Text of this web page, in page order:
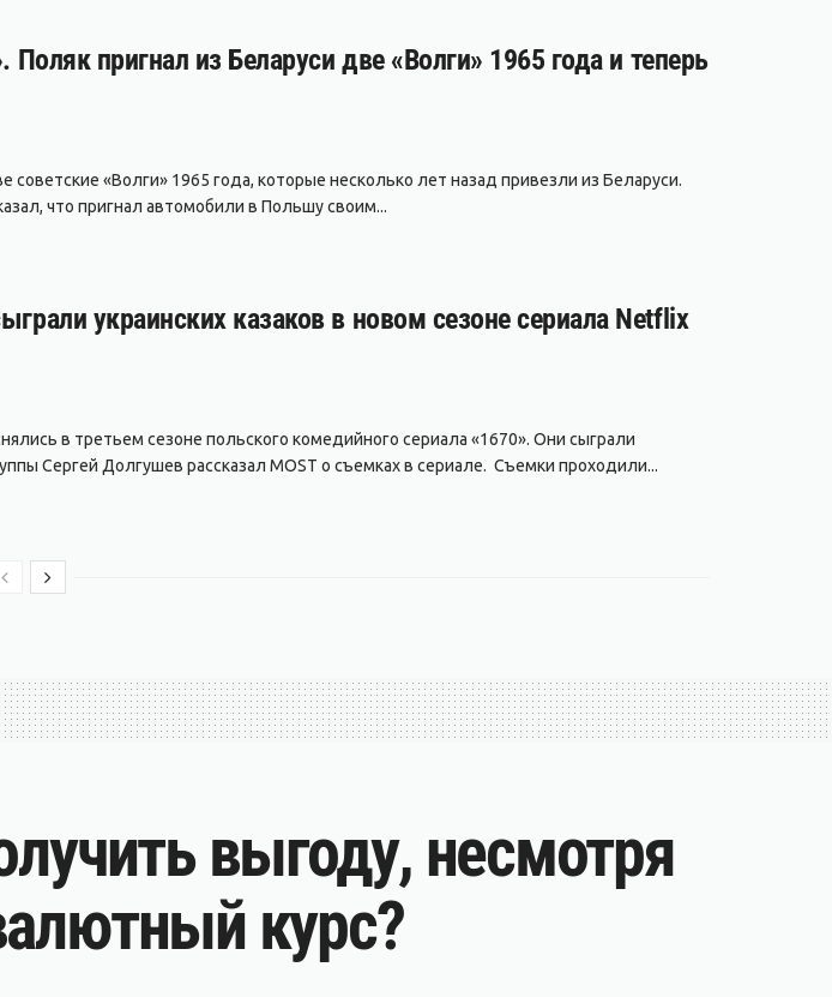
пригнал из Беларуси две «Волги» 1965 года и теперь
«Волги» 1965 года, которые несколько лет назад привезли из Беларуси.
что пригнал автомобили в Польшу своим...
украинских казаков в новом сезоне сериала Netflix
в третьем сезоне польского комедийного сериала «1670». Они сыграли
Сергей Долгушев рассказал MOST о съемках в сериале. Съемки проходили...
выгоду, несмотря
курс?